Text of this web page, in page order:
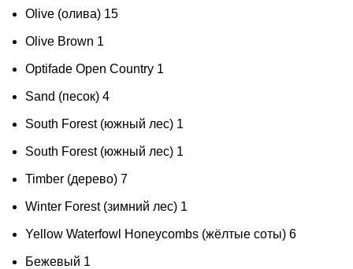
Olive (олива) 15
Olive Brown 1
Optifade Open Country 1
Sand (песок) 4
South Forest (южный лес) 1
South Forest (южный лес) 1
Timber (дерево) 7
Winter Forest (зимний лес) 1
Yellow Waterfowl Honeycombs (жёлтые соты) 6
Бежевый 1